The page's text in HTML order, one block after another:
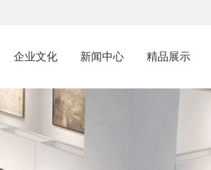
企业文化 新闻中心 精品展示